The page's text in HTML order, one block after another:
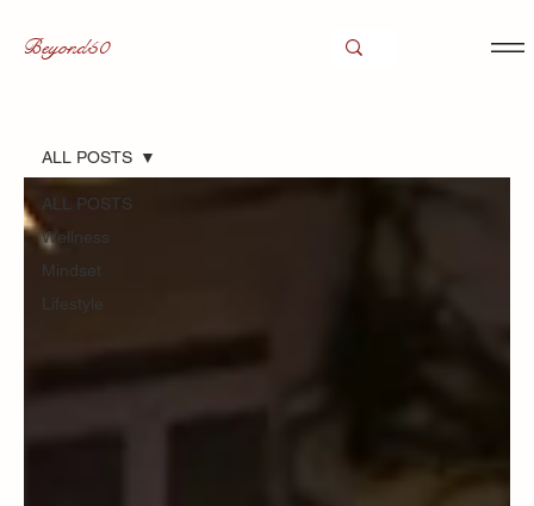
Beyond50
ALL POSTS
Wellness
Mindset
Lifestyle
ALL POSTS